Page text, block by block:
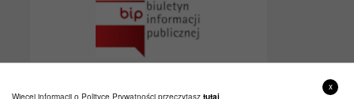
x
Więcej informacji o Polityce Prywatności przeczytasz tutaj